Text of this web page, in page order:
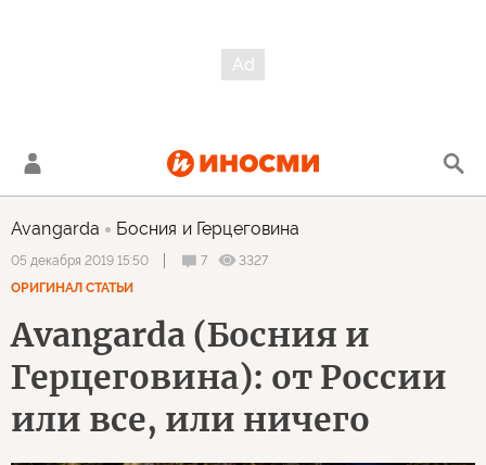
Avangarda Босния и Герцеговина
05 декабря 2019 15:50 7
3327
ОРИГИНАЛ СТАТЬИ
Avangarda (Босния и
Герцеговина): от России
или все, или ничего